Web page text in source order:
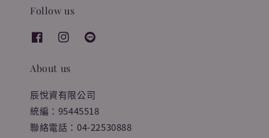
Follow us
About us
辰悅資有限公司
統編：95445518
聯絡電話：04-22530888